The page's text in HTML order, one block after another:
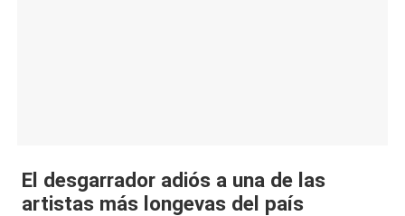
El desgarrador adiós a una de las
artistas más longevas del país